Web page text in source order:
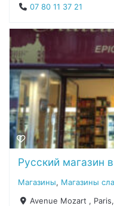
07 80 11 37 21
Русский магазин
Магазины, Магазины
Avenue Mozart ,